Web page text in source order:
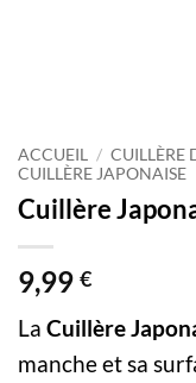
ACCUEIL / CUILLÈRE
CUILLÈRE JAPONAISE
Cuillère
9,99 €
La Cuillère
manche et sa